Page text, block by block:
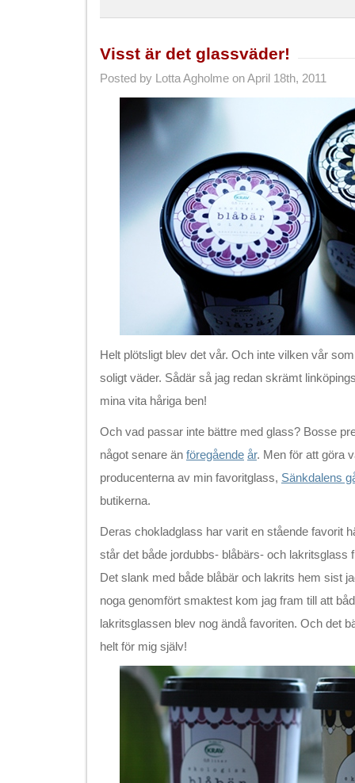
Visst är det glassväder!
Posted by Lotta Agholme on April 18th, 2011
Helt plötsligt blev det vår. Och inte vilken vår
soligt väder. Sådär så jag redan skrämt
mina vita håriga ben!
Och vad passar inte bättre med glass? Bosse
något senare än föregående år. Men för att göra
producenterna av min favoritglass, Sänkdalens
butikerna.
Deras chokladglass har varit en stående favorit
står det både jordubbs- blåbärs- och lakritsglass
Det slank med både blåbär och lakrits hem sist
noga genomfört smaktest kom jag fram till att
lakritsglassen blev nog ändå favoriten. Och det
helt för mig själv!